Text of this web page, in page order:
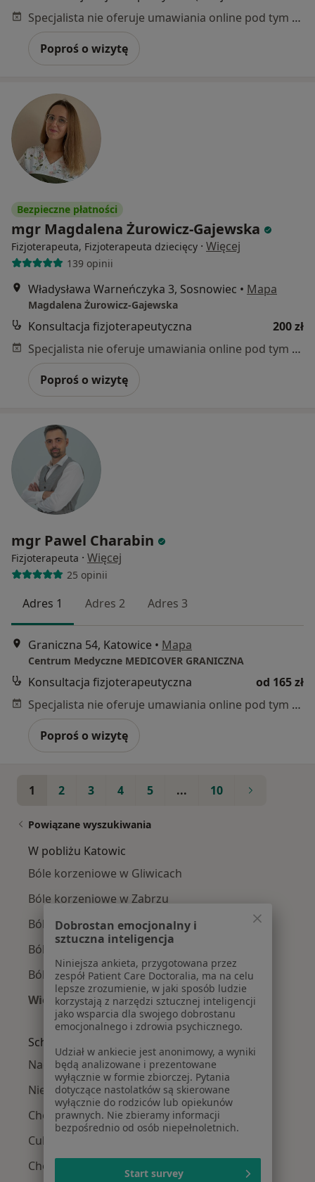
Specjalista nie oferuje umawiania online pod tym adresem.
Poproś o wizytę
Bezpieczne płatności
mgr Magdalena Żurowicz-Gajewska
Fizjoterapeuta, Fizjoterapeuta dziecięcy · Więcej
139 opinii
Władysława Warneńczyka 3, Sosnowiec • Mapa
Magdalena Żurowicz-Gajewska
Konsultacja fizjoterapeutyczna
200 zł
Specjalista nie oferuje umawiania online pod tym adresem.
Poproś o wizytę
mgr Pawel Charabin
Fizjoterapeuta · Więcej
25 opinii
Adres 1 Adres 2 Adres 3
Graniczna 54, Katowice • Mapa
Centrum Medyczne MEDICOVER GRANICZNA
Konsultacja fizjoterapeutyczna
od 165 zł
Specjalista nie oferuje umawiania online pod tym adresem.
Poproś o wizytę
1 2 3 4 5 ... 10
Powiązane wyszukiwania
W pobliżu Katowic
Bóle korzeniowe w Gliwicach
Bóle korzeniowe w Zabrzu
Bóle korzeniowe w Chorzowie
Bóle korzeniowe w Sosnowcu
Bóle korzeniowe w Tychach
Więcej (14)
Więcej w kategorii: W pobliżu Katowic
Schorzenia w Katowicach
Nadciśnienie tętnicze w Katowicach
Niewydolność serca w Katowicach
Choroba wieńcowa w Katowicach
Cukrzyca w Katowicach
Choroby serca w Katowicach
Dobrostan emocjonalny i
sztuczna inteligencja
Niniejsza ankieta, przygotowana przez
zespół Patient Care Doctoralia, ma na celu
lepsze zrozumienie, w jaki sposób ludzie
korzystają z narzędzi sztucznej inteligencji
jako wsparcia dla swojego dobrostanu
emocjonalnego i zdrowia psychicznego.
Udział w ankiecie jest anonimowy, a wyniki
będą analizowane i prezentowane
wyłącznie w formie zbiorczej. Pytania
dotyczące nastolatków są skierowane
wyłącznie do rodziców lub opiekunów
prawnych. Nie zbieramy informacji
bezpośrednio od osób niepełnoletnich.
Start survey